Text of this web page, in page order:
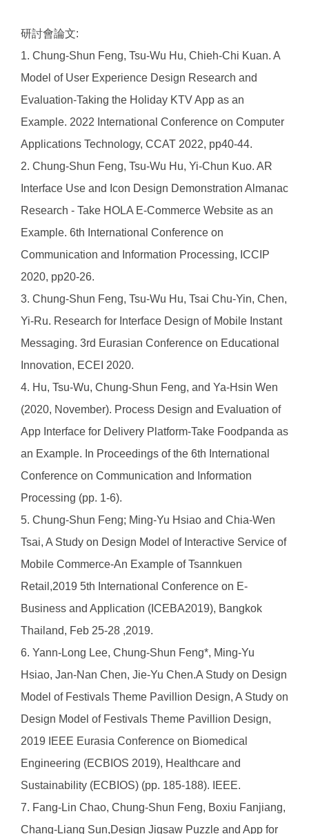
研討會論文:
1. Chung-Shun Feng, Tsu-Wu Hu, Chieh-Chi Kuan. A
Model of User Experience Design Research and
Evaluation-Taking the Holiday KTV App as an
Example. 2022 International Conference on Computer
Applications Technology, CCAT 2022, pp40-44.
2. Chung-Shun Feng, Tsu-Wu Hu, Yi-Chun Kuo. AR
Interface Use and Icon Design Demonstration Almanac
Research - Take HOLA E-Commerce Website as an
Example. 6th International Conference on
Communication and Information Processing, ICCIP
2020, pp20-26.
3. Chung-Shun Feng, Tsu-Wu Hu, Tsai Chu-Yin, Chen,
Yi-Ru. Research for Interface Design of Mobile Instant
Messaging. 3rd Eurasian Conference on Educational
Innovation, ECEI 2020.
4. Hu, Tsu-Wu, Chung-Shun Feng, and Ya-Hsin Wen
(2020, November). Process Design and Evaluation of
App Interface for Delivery Platform-Take Foodpanda as
an Example. In Proceedings of the 6th International
Conference on Communication and Information
Processing (pp. 1-6).
5. Chung-Shun Feng; Ming-Yu Hsiao and Chia-Wen
Tsai, A Study on Design Model of Interactive Service of
Mobile Commerce-An Example of Tsannkuen
Retail,2019 5th International Conference on E-
Business and Application (ICEBA2019), Bangkok
Thailand, Feb 25-28 ,2019.
6. Yann-Long Lee, Chung-Shun Feng*, Ming-Yu
Hsiao, Jan-Nan Chen, Jie-Yu Chen.A Study on Design
Model of Festivals Theme Pavillion Design, A Study on
Design Model of Festivals Theme Pavillion Design,
2019 IEEE Eurasia Conference on Biomedical
Engineering (ECBIOS 2019), Healthcare and
Sustainability (ECBIOS) (pp. 185-188). IEEE.
7. Fang-Lin Chao, Chung-Shun Feng, Boxiu Fanjiang,
Chang-Liang Sun,Design Jigsaw Puzzle and App for